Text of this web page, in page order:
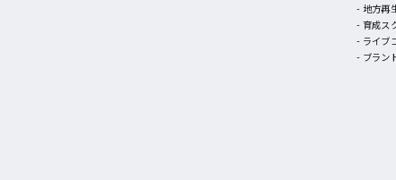
- 地方再
- 育成ス
- ライブ
- ブラン